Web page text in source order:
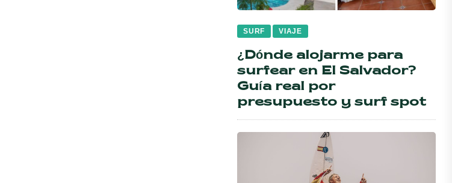
SURF VIAJE
¿Dónde alojarme para
surfear en El Salvador?
Guía real por
presupuesto y surf spot